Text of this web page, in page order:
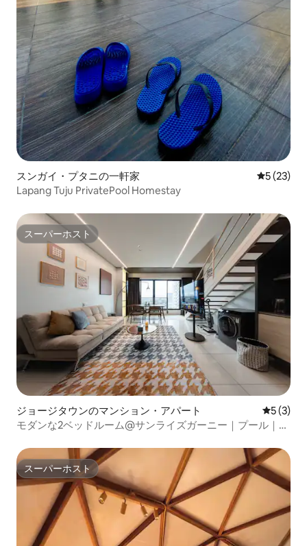
スンガイ・プタニの一軒家 レビュー
5 (23)
Lapang Tuju PrivatePool Homestay
スーパーホスト
スーパーホスト
ジョージタウンのマンション・アパート レビュー
5 (3)
モダンな2ベッドルーム@サンライズガーニー｜プール｜ジ
スーパーホスト
スーパーホスト